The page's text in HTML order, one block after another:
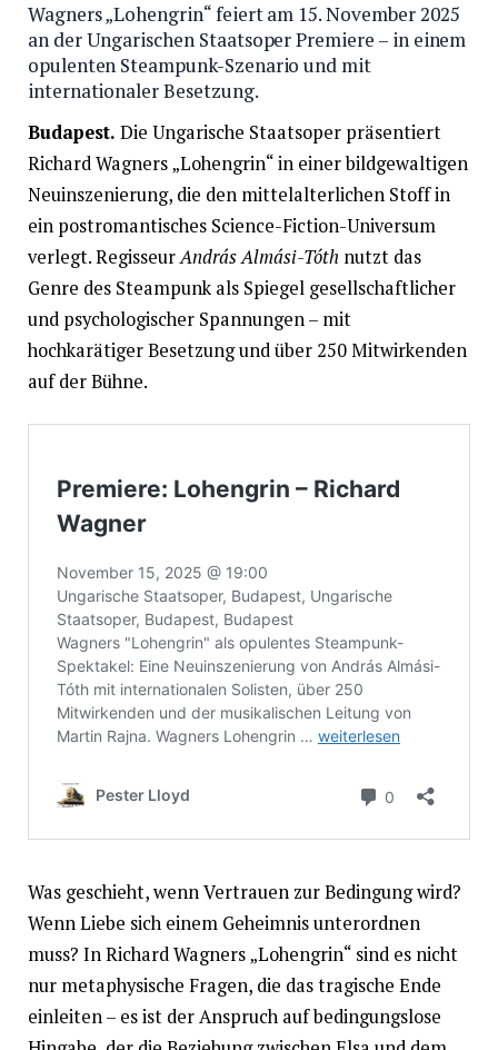
Wagners „Lohengrin“ feiert am 15. November 2025
an der Ungarischen Staatsoper Premiere – in einem
opulenten Steampunk-Szenario und mit
internationaler Besetzung.
Budapest. Die Ungarische Staatsoper präsentiert
Richard Wagners „Lohengrin“ in einer bildgewaltigen
Neuinszenierung, die den mittelalterlichen Stoff in
ein postromantisches Science-Fiction-Universum
verlegt. RegisseurAndrás Almási-Tóth nutzt das
Genre des Steampunk als Spiegel gesellschaftlicher
und psychologischer Spannungen – mit
hochkarätiger Besetzung und über 250 Mitwirkenden
auf der Bühne.
Was geschieht, wenn Vertrauen zur Bedingung wird?
Wenn Liebe sich einem Geheimnis unterordnen
muss? In Richard Wagners „Lohengrin“ sind es nicht
nur metaphysische Fragen, die das tragische Ende
einleiten – es ist der Anspruch auf bedingungslose